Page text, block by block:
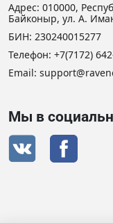
Адрес: 010000,
Байконыр, ул. А.
БИН: 230240015277
Телефон: +7(7172)
Email:
Мы в